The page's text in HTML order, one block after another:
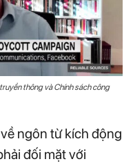
thông và Chính sách công
ngôn từ kích động
đối mặt với